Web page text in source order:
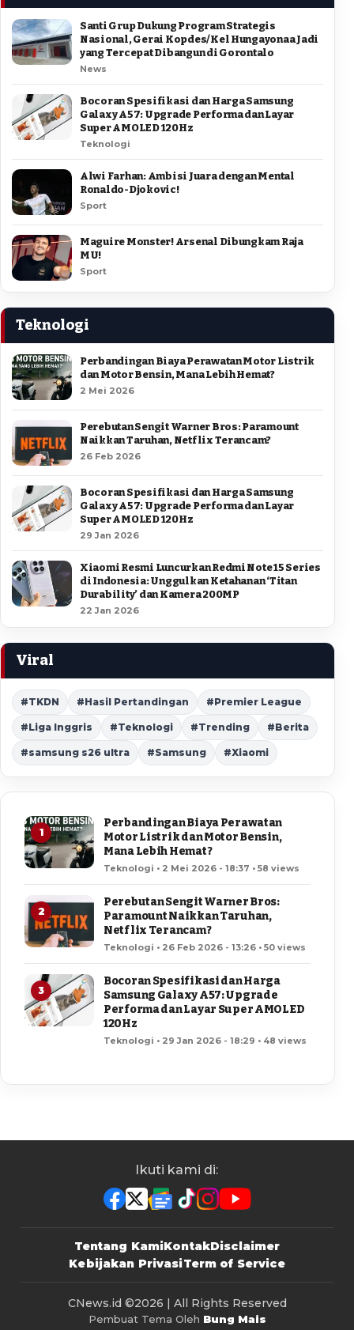
Santi Grup Dukung Program Strategis
Nasional, Gerai Kopdes/Kel Hungayonaa Jadi
yang Tercepat Dibangun di Gorontalo
News
Bocoran Spesifikasi dan Harga Samsung
Galaxy A57: Upgrade Performa dan Layar
Super AMOLED 120Hz
Teknologi
Alwi Farhan: Ambisi Juara dengan Mental
Ronaldo-Djokovic!
Sport
Maguire Monster! Arsenal Dibungkam Raja
MU!
Sport
Teknologi
Perbandingan Biaya Perawatan Motor Listrik
dan Motor Bensin, Mana Lebih Hemat?
2 Mei 2026
Perebutan Sengit Warner Bros: Paramount
Naikkan Taruhan, Netflix Terancam?
26 Feb 2026
Bocoran Spesifikasi dan Harga Samsung
Galaxy A57: Upgrade Performa dan Layar
Super AMOLED 120Hz
29 Jan 2026
Xiaomi Resmi Luncurkan Redmi Note 15 Series
di Indonesia: Unggulkan Ketahanan ‘Titan
Durability’ dan Kamera 200MP
22 Jan 2026
Viral
#TKDN #Hasil Pertandingan #Premier League
#Liga Inggris #Teknologi #Trending #Berita
#samsung s26 ultra #Samsung #Xiaomi
1
Perbandingan Biaya Perawatan
Motor Listrik dan Motor Bensin,
Mana Lebih Hemat?
Teknologi • 2 Mei 2026 - 18:37 • 58 views
2
Perebutan Sengit Warner Bros:
Paramount Naikkan Taruhan,
Netflix Terancam?
Teknologi • 26 Feb 2026 - 13:26 • 50 views
3
Bocoran Spesifikasi dan Harga
Samsung Galaxy A57: Upgrade
Performa dan Layar Super AMOLED
120Hz
Teknologi • 29 Jan 2026 - 18:29 • 48 views
Ikuti kami di:
Tentang KamiKontakDisclaimer
Kebijakan PrivasiTerm of Service
CNews.id ©2026 | All Rights Reserved
Pembuat Tema Oleh Bung Mais